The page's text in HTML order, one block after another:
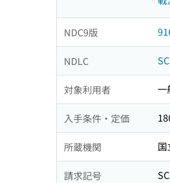
NDC9版
NDLC
対象利用者 一
入手条件・定価
所蔵機関
請求記号